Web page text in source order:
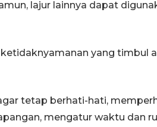
lajur lainnya dapat
yang timbul
tetap berhati-hati,
mengatur waktu dan